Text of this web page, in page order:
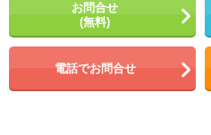
お問合せ
(無料)
電話でお問合せ